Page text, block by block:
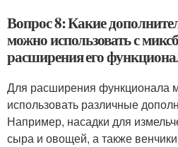
Вопрос 8: Какие
можно использовать с
расширения его
Для расширения функционала
использовать различные
Например, насадки для
сыра и овощей, а также